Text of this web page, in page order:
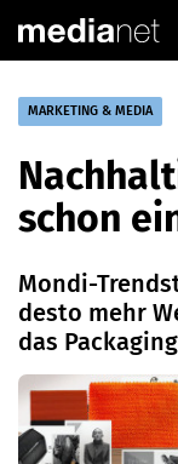
MARKETING & MEDIA
schon
Mondi-
desto mehr
das